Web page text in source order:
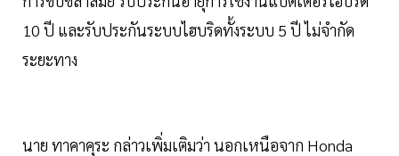
10 ปี และรับประกันระบบไฮบริดทั้งระบบ 5 ปี ไม่จำกัด
ระยะทาง
นาย ทาคาคุระ กล่าวเพิ่มเติมว่า นอกเหนือจาก Honda